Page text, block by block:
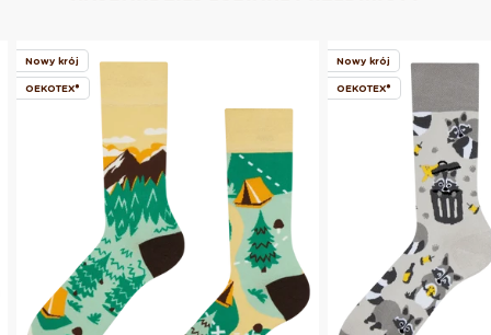
Nowy krój
OEKOTEX®
Nowy krój
OEKOTEX®